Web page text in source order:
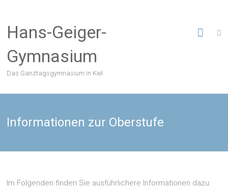
springen
Hans-Geiger-
Gymnasium
Das Ganztagsgymnasium in Kiel
Informationen zur Oberstufe
Im Folgenden finden Sie ausführlichere Informationen dazu: